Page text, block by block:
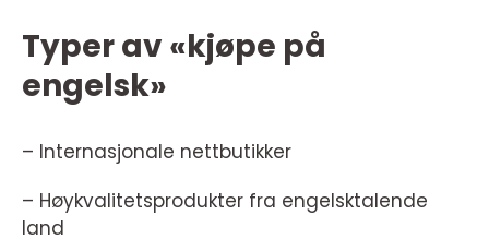
Typer av «kjøpe på
engelsk»
– Internasjonale nettbutikker
– Høykvalitetsprodukter fra engelsktalende
land